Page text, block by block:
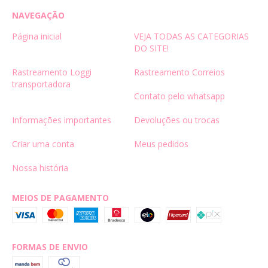
NAVEGAÇÃO
Página inicial
VEJA TODAS AS CATEGORIAS
DO SITE!
Rastreamento Loggi
transportadora
Rastreamento Correios
Contato pelo whatsapp
Informações importantes Devoluções ou trocas
Criar uma conta Meus pedidos
Nossa história
MEIOS DE PAGAMENTO
FORMAS DE ENVIO